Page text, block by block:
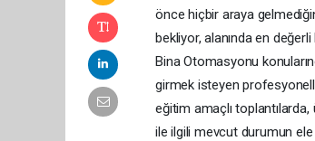
önce hiçbir araya
bekliyor, alanında en
Bina Otomasyonu
girmek isteyen
eğitim amaçlı
ile ilgili mevcut durumun